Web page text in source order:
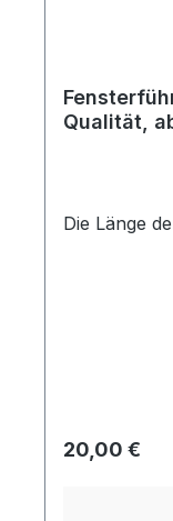
Qualität,
Die Länge
Regulärer
20,00 €